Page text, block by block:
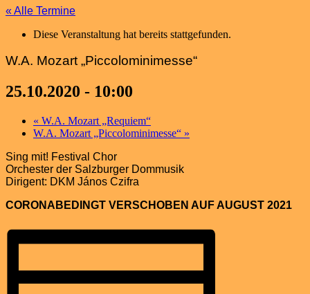
« Alle Termine
Diese Veranstaltung hat bereits stattgefunden.
W.A. Mozart „Piccolominimesse“
25.10.2020 - 10:00
« W.A. Mozart „Requiem“
W.A. Mozart „Piccolominimesse“ »
Sing mit! Festival Chor
Orchester der Salzburger Dommusik
Dirigent: DKM János Czifra
CORONABEDINGT VERSCHOBEN AUF AUGUST 2021